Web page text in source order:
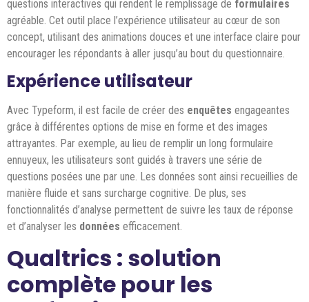
questions interactives qui rendent le remplissage de formulaires
agréable. Cet outil place l’expérience utilisateur au cœur de son
concept, utilisant des animations douces et une interface claire pour
encourager les répondants à aller jusqu’au bout du questionnaire.
Expérience utilisateur
Avec Typeform, il est facile de créer des enquêtes engageantes
grâce à différentes options de mise en forme et des images
attrayantes. Par exemple, au lieu de remplir un long formulaire
ennuyeux, les utilisateurs sont guidés à travers une série de
questions posées une par une. Les données sont ainsi recueillies de
manière fluide et sans surcharge cognitive. De plus, ses
fonctionnalités d’analyse permettent de suivre les taux de réponse
et d’analyser les données efficacement.
Qualtrics : solution
complète pour les